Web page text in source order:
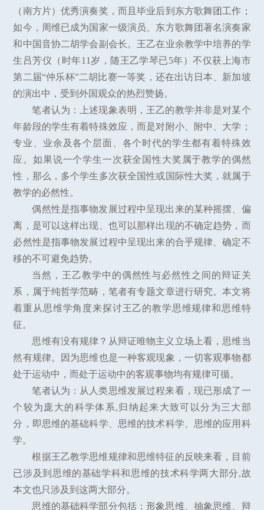
（南方片）优秀演奏奖，而且毕业后到东方歌舞团工作；
如今，周维已成为国家一级演员、东方歌舞团著名演奏家
和中国音协二胡学会副会长。王乙在业余教学中培养的学
生吕芳仪（时年11岁，随王乙学琴已5年）不仅获上海市
第二届“仲乐杯”二胡比赛一等奖，还在出访日本、新加坡
的演出中，受到外国观众的热烈赞扬。
笔者认为：上述现象表明，王乙的教学并非是对某个
年龄段的学生有着特殊效应，而是对附小、附中、大学；
专业、业余及各个层面、各个时代的学生都有着特殊效
应。如果说一个学生一次获全国性大奖属于教学的偶然
性，那么，多个学生多次获全国性或国际性大奖，就属于
教学的必然性。
偶然性是指事物发展过程中呈现出来的某种摇摆、偏
离，是可以这样出现、也可以那样出现的不确定趋势，而
必然性是指事物发展过程中呈现出来的合乎规律、确定不
移的不可避免趋势。
当然，王乙教学中的偶然性与必然性之间的辩证关
系，属于纯哲学范畴，笔者有专题文章进行研究。本文将
着重从思维学角度来探讨王乙的教学思维规律和思维特
征。
思维有没有规律？从辩证唯物主义立场上看，思维当
然有规律。因为思维也是一种客观现象，一切客观事物都
处于运动中，而处于运动中的客观事物均有规律可循。
笔者认为：从人类思维发展过程来看，现已形成了一
个较为庞大的科学体系,归纳起来大致可以分为三大部
分，即思维的基础科学、思维的技术科学、思维的应用科
学。
根据王乙教学思维规律和思维特征的反映来看，目前
已涉及到思维的基础学科和思维的技术科学两大部分,故
本文也只涉及到这两大部分。
思维的基础科学部分包括：形象思维、抽象思维、辩